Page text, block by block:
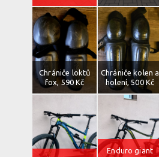
Chrániče loktů
fox, 590 Kč
Chrániče kolen a
holení, 500 Kč
Enduro giant